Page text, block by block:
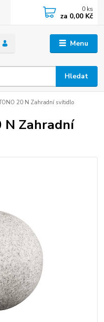
Menu
Hledat
0 ks
za 0,00 Kč
20 N Zahradní svítidlo
N Zahradní